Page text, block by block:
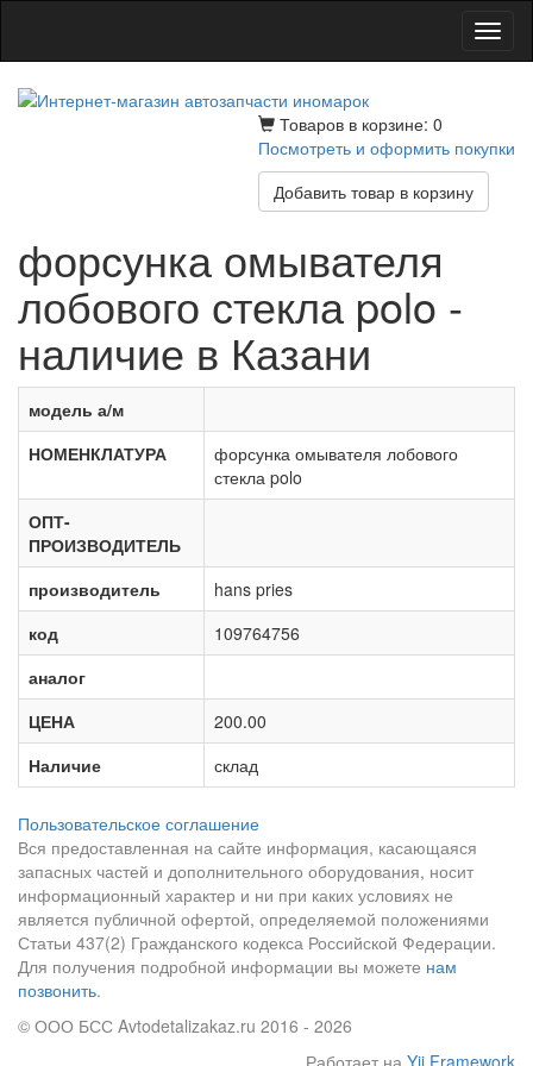
Товаров в корзине: 0
Посмотреть и оформить покупки
Добавить товар в корзину
форсунка омывателя
лобового стекла polo -
наличие в Казани
модель а/м
НОМЕНКЛАТУРА
форсунка омывателя лобового
стекла polo
ОПТ-
ПРОИЗВОДИТЕЛЬ
производитель
hans pries
код
109764756
аналог
ЦЕНА
200.00
Наличие
склад
Пользовательское соглашение
Вся предоставленная на сайте информация, касающаяся
запасных частей и дополнительного оборудования, носит
информационный характер и ни при каких условиях не
является публичной офертой, определяемой положениями
Статьи 437(2) Гражданского кодекса Российской Федерации.
Для получения подробной информации вы можете нам
позвонить.
© ООО БСС Avtodetalizakaz.ru 2016 - 2026